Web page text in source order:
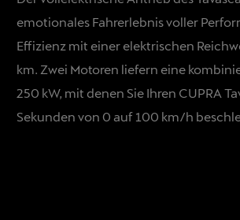
emotionales Fahrerlebnis voller
Effizienz mit einer elektrischen
km. Zwei Motoren liefern eine
250 kW, mit denen Sie Ihren CUPRA
Sekunden von 0 auf 100 km/h